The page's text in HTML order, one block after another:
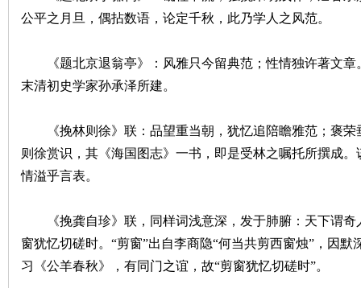
公平之月旦，偶拈数语，论定千秋，此乃学人之风范。
《题北京退翁亭》：风雅只今留典范；性情独许著文章
末清初史学家孙承泽所建。
《挽林则徐》联：品望重当朝，犹忆追陪瞻雅范；褒荣
则徐赏识，其《海国图志》一书，即是受林之嘱托所撰成
情溢乎言表。
《挽龚自珍》联，同样词浅意深，发于肺腑：天下谓奇
窗犹忆切磋时。“剪窗”出自李商隐“何当共剪西窗烛”，因
习《公羊春秋》，有同门之谊，故“剪窗犹忆切磋时”。